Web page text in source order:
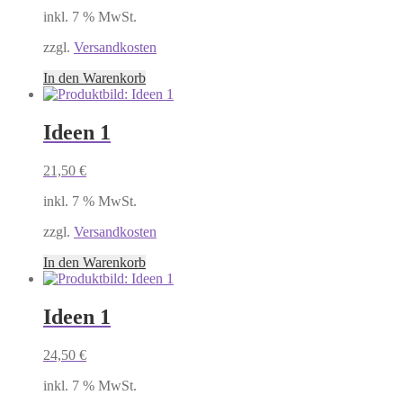
inkl. 7 % MwSt.
zzgl. Versandkosten
In den Warenkorb
Ideen 1
21,50 €
inkl. 7 % MwSt.
zzgl. Versandkosten
In den Warenkorb
Ideen 1
24,50 €
inkl. 7 % MwSt.